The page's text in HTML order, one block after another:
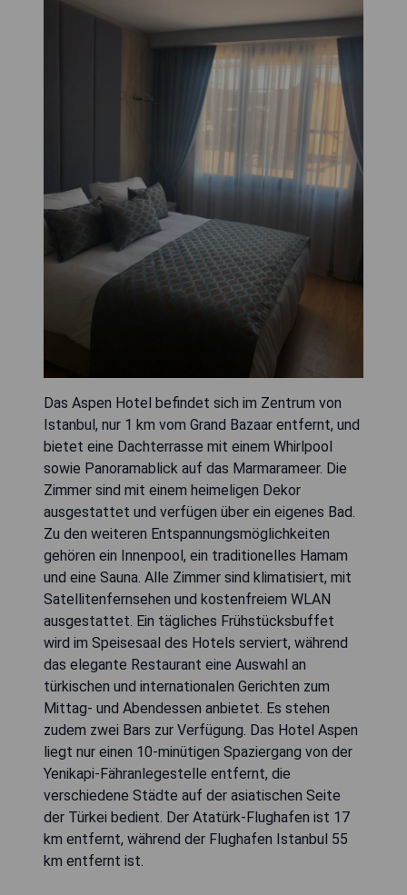
Das Aspen Hotel befindet sich im Zentrum von
Istanbul, nur 1 km vom Grand Bazaar entfernt, und
bietet eine Dachterrasse mit einem Whirlpool
sowie Panoramablick auf das Marmarameer. Die
Zimmer sind mit einem heimeligen Dekor
ausgestattet und verfügen über ein eigenes Bad.
Zu den weiteren Entspannungsmöglichkeiten
gehören ein Innenpool, ein traditionelles Hamam
und eine Sauna. Alle Zimmer sind klimatisiert, mit
Satellitenfernsehen und kostenfreiem WLAN
ausgestattet. Ein tägliches Frühstücksbuffet
wird im Speisesaal des Hotels serviert, während
das elegante Restaurant eine Auswahl an
türkischen und internationalen Gerichten zum
Mittag- und Abendessen anbietet. Es stehen
zudem zwei Bars zur Verfügung. Das Hotel Aspen
liegt nur einen 10-minütigen Spaziergang von der
Yenikapi-Fähranlegestelle entfernt, die
verschiedene Städte auf der asiatischen Seite
der Türkei bedient. Der Atatürk-Flughafen ist 17
km entfernt, während der Flughafen Istanbul 55
km entfernt ist.